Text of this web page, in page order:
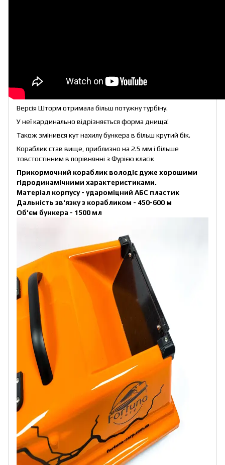
Версія Шторм отримала більш потужну турбіну.
У неї кардинально відрізняється форма днища!
Також змінився кут нахилу бункера в більш крутий бік.
Кораблик став вище, приблизно на 2.5 мм і більше
товстостінним в порівнянні з Фурією класік
Прикормочний кораблик володіє дуже хорошими
гідродинамічними характеристиками.
Матеріал корпусу - удароміцний АБС пластик
Дальність зв'язку з корабликом - 450-600 м
Об'єм бункера - 1500 мл